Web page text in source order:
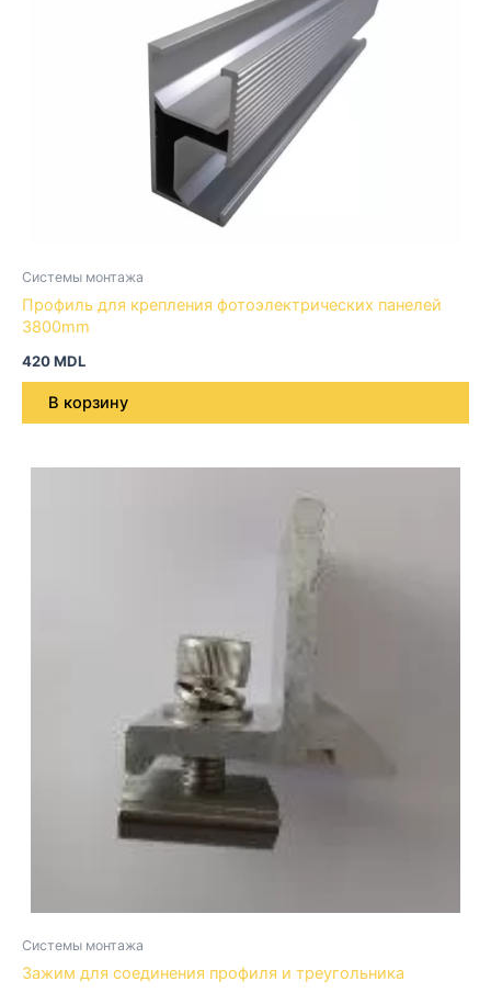
Системы монтажа
Профиль для крепления фотоэлектрических панелей
3800mm
420MDL
В корзину
Системы монтажа
Зажим для соединения профиля и треугольника